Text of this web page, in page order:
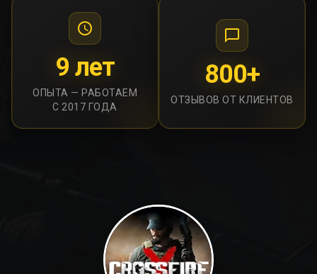
9 лет
ОПЫТА — РАБОТАЕМ
С 2017 ГОДА
800+
ОТЗЫВОВ ОТ КЛИЕНТОВ